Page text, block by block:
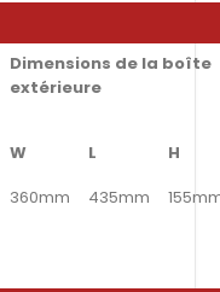
Dimensions de la boîte
extérieure
W L
H
360mm
435mm